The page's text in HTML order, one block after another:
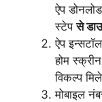
ऐप
स्टेपसे
ऐप
होम
विकल्प
मोबाइल